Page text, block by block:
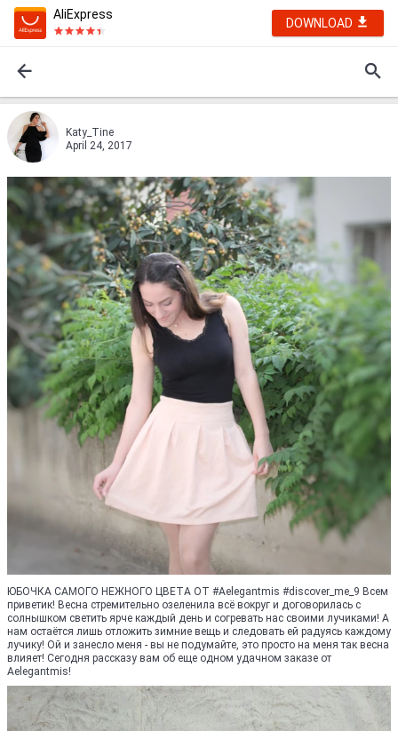
AliExpress
DOWNLOAD
Katy_Tine
April 24, 2017
ЮБОЧКА САМОГО НЕЖНОГО ЦВЕТА ОТ #Aelegantmis #discover_me_9 Всем
приветик! Весна стремительно озеленила всё вокруг и договорилась с
солнышком светить ярче каждый день и согревать нас своими лучиками! А
нам остаётся лишь отложить зимние вещь и следовать ей радуясь каждому
лучику! Ой и занесло меня - вы не подумайте, это просто на меня так весна
влияет! Сегодня рассказу вам об еще одном удачном заказе от
Aelegantmis!